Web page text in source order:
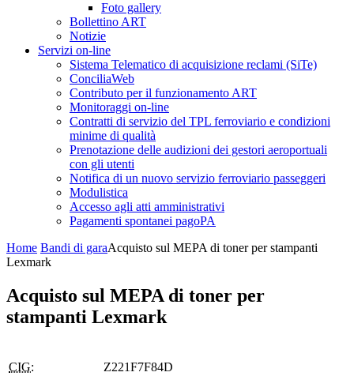
Foto gallery
Bollettino ART
Notizie
Servizi on-line
Sistema Telematico di acquisizione reclami (SiTe)
ConciliaWeb
Contributo per il funzionamento ART
Monitoraggi on-line
Contratti di servizio del TPL ferroviario e condizioni
minime di qualità
Prenotazione delle audizioni dei gestori aeroportuali
con gli utenti
Notifica di un nuovo servizio ferroviario passeggeri
Modulistica
Accesso agli atti amministrativi
Pagamenti spontanei pagoPA
Home Bandi di garaAcquisto sul MEPA di toner per stampanti
Lexmark
Acquisto sul MEPA di toner per
stampanti Lexmark
CIG:
Z221F7F84D